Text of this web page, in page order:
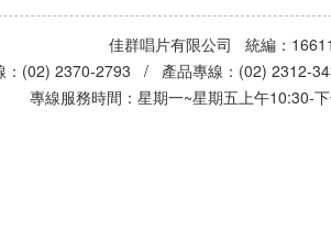
佳群唱片有限公司 統編：
：(02) 2370-2793 / 產品專線：(02)
專線服務時間：星期一~星期五上午10:30-